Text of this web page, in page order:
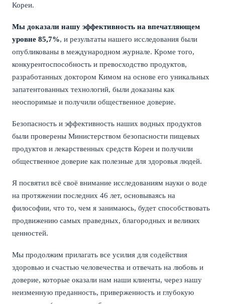
Кореи.
Мы доказали нашу эффективность на впечатляющем
уровне 85,7%, и результаты нашего исследования были
опубликованы в международном журнале. Кроме того,
конкурентоспособность и превосходство продуктов,
разработанных доктором Кимом на основе его уникальных
запатентованных технологий, были доказаны как
неоспоримые и получили общественное доверие.
Безопасность и эффективность наших водных продуктов
были проверены Министерством безопасности пищевых
продуктов и лекарственных средств Кореи и получили
общественное доверие как полезные для здоровья людей.
Я посвятил всё своё внимание исследованиям науки о воде
на протяжении последних 46 лет, основываясь на
философии, что то, чем я занимаюсь, будет способствовать
продвижению самых праведных, благородных и великих
ценностей.
Мы продолжим прилагать все усилия для содействия
здоровью и счастью человечества и отвечать на любовь и
доверие, которые оказали нам наши клиенты, через нашу
неизменную преданность, приверженность и глубокую